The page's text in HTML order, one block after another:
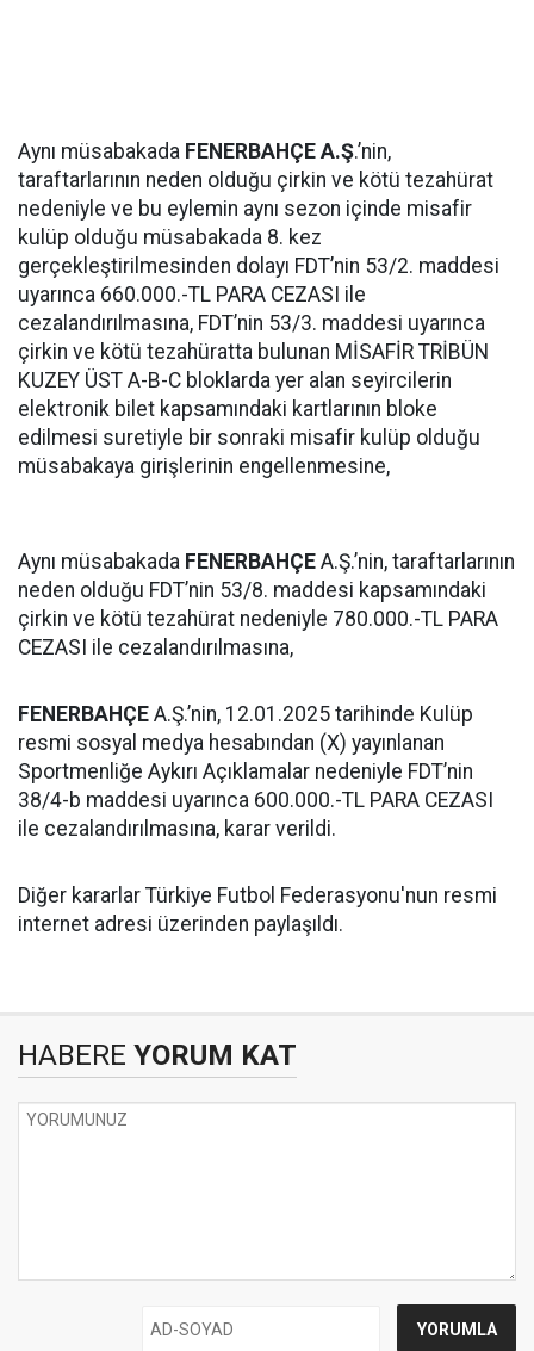
Aynı müsabakada FENERBAHÇE A.Ş.’nin,
taraftarlarının neden olduğu çirkin ve kötü tezahürat
nedeniyle ve bu eylemin aynı sezon içinde misafir
kulüp olduğu müsabakada 8. kez
gerçekleştirilmesinden dolayı FDT’nin 53/2. maddesi
uyarınca 660.000.-TL PARA CEZASI ile
cezalandırılmasına, FDT’nin 53/3. maddesi uyarınca
çirkin ve kötü tezahüratta bulunan MİSAFİR TRİBÜN
KUZEY ÜST A-B-C bloklarda yer alan seyircilerin
elektronik bilet kapsamındaki kartlarının bloke
edilmesi suretiyle bir sonraki misafir kulüp olduğu
müsabakaya girişlerinin engellenmesine,
Aynı müsabakada FENERBAHÇE A.Ş.’nin, taraftarlarının
neden olduğu FDT’nin 53/8. maddesi kapsamındaki
çirkin ve kötü tezahürat nedeniyle 780.000.-TL PARA
CEZASI ile cezalandırılmasına,
FENERBAHÇE A.Ş.’nin, 12.01.2025 tarihinde Kulüp
resmi sosyal medya hesabından (X) yayınlanan
Sportmenliğe Aykırı Açıklamalar nedeniyle FDT’nin
38/4-b maddesi uyarınca 600.000.-TL PARA CEZASI
ile cezalandırılmasına, karar verildi.
Diğer kararlar Türkiye Futbol Federasyonu'nun resmi
internet adresi üzerinden paylaşıldı.
HABERE YORUM KAT